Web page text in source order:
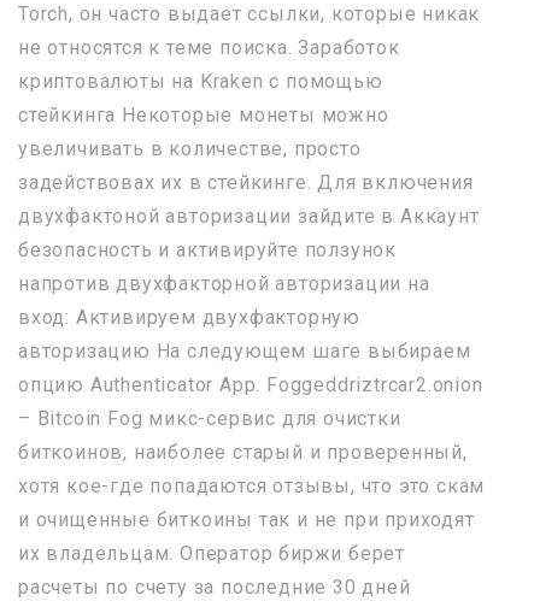
Torch, он часто выдает ссылки, которые никак
не относятся к теме поиска. Заработок
криптовалюты на Kraken с помощью
стейкинга Некоторые монеты можно
увеличивать в количестве, просто
задействовах их в стейкинге. Для включения
двухфактоной авторизации зайдите в Аккаунт
безопасность и активируйте ползунок
напротив двухфакторной авторизации на
вход: Активируем двухфакторную
авторизацию На следующем шаге выбираем
опцию Authenticator App. Foggeddriztrcar2.onion
– Bitcoin Fog микс-сервис для очистки
биткоинов, наиболее старый и проверенный,
хотя кое-где попадаются отзывы, что это скам
и очищенные биткоины так и не при приходят
их владельцам. Оператор биржи берет
расчеты по счету за последние 30 дней